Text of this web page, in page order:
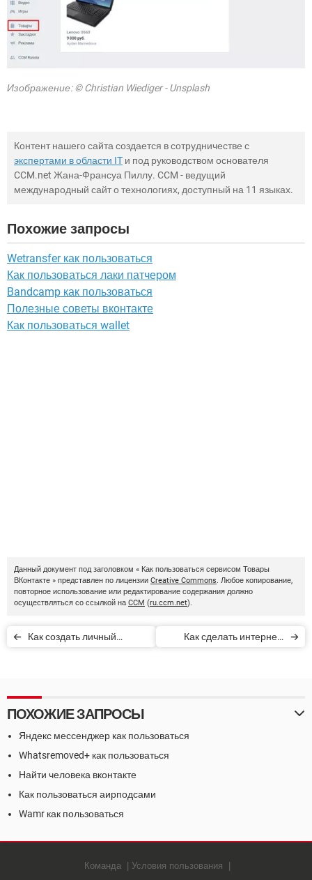
Изображение: © Christian Wiediger - Unsplash
Контент нашего сайта создается в сотрудничестве с
экспертами в области IT и под руководством основателя
CCM.net Жана-Франсуа Пиллу. CCM - ведущий
международный сайт о технологиях, доступный на 11 языках.
Похожие запросы
Wetransfer как пользоваться
Как пользоваться лаки патчером
Bandcamp как пользоваться
Полезные советы вконтакте
Как пользоваться wallet
Данный документ под заголовком « Как пользоваться сервисом Товары
ВКонтакте » представлен по лицензии Creative Commons. Любое копирование,
повторное использование или редактирование содержания должно
осуществляться со ссылкой на CCM (ru.ccm.net).
Как создать личный
Как сделать интернет-
ПОХОЖИЕ ЗАПРОСЫ
Яндекс мессенджер как пользоваться
Whatsremoved+ как пользоваться
Найти человека вконтакте
Как пользоваться аирподсами
Wamr как пользоваться
Команда
Условия пользования